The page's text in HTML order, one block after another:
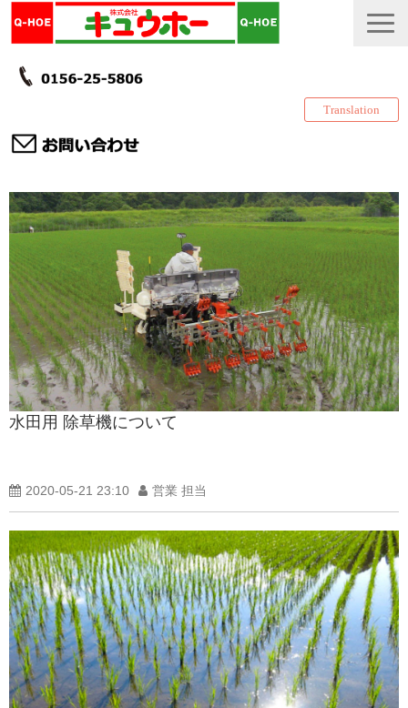
Translation
TOP
カタログ・冊子 DL
説明書
製品一覧
会社情報
採用情報
更新履歴
製品紹介ブログ
水田用 除草機について
2020-05-21 23:10 営業 担当